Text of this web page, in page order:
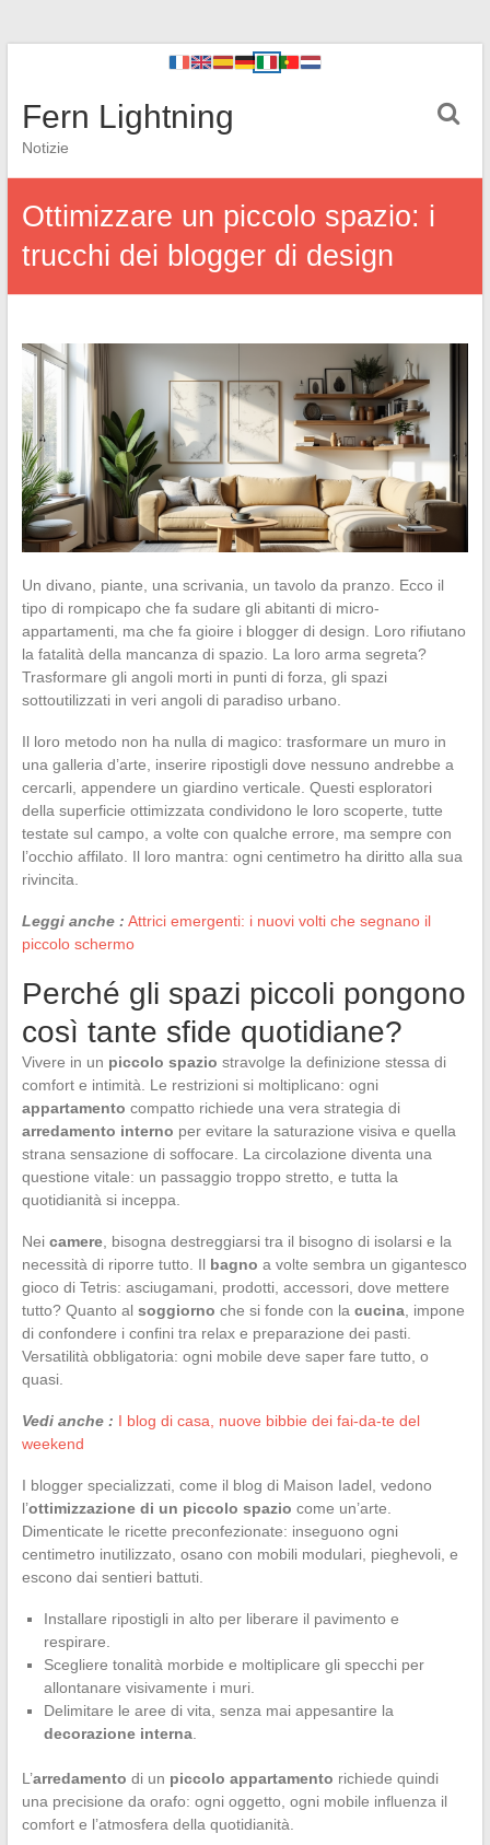
Fern Lightning
Notizie
Ottimizzare un piccolo spazio: i
trucchi dei blogger di design
Un divano, piante, una scrivania, un tavolo da pranzo. Ecco il
tipo di rompicapo che fa sudare gli abitanti di micro-
appartamenti, ma che fa gioire i blogger di design. Loro rifiutano
la fatalità della mancanza di spazio. La loro arma segreta?
Trasformare gli angoli morti in punti di forza, gli spazi
sottoutilizzati in veri angoli di paradiso urbano.
Il loro metodo non ha nulla di magico: trasformare un muro in
una galleria d’arte, inserire ripostigli dove nessuno andrebbe a
cercarli, appendere un giardino verticale. Questi esploratori
della superficie ottimizzata condividono le loro scoperte, tutte
testate sul campo, a volte con qualche errore, ma sempre con
l’occhio affilato. Il loro mantra: ogni centimetro ha diritto alla sua
rivincita.
Leggi anche : Attrici emergenti: i nuovi volti che segnano il
piccolo schermo
Perché gli spazi piccoli pongono
così tante sfide quotidiane?
Vivere in un piccolo spazio stravolge la definizione stessa di
comfort e intimità. Le restrizioni si moltiplicano: ogni
appartamento compatto richiede una vera strategia di
arredamento interno per evitare la saturazione visiva e quella
strana sensazione di soffocare. La circolazione diventa una
questione vitale: un passaggio troppo stretto, e tutta la
quotidianità si inceppa.
Nei camere, bisogna destreggiarsi tra il bisogno di isolarsi e la
necessità di riporre tutto. Il bagno a volte sembra un gigantesco
gioco di Tetris: asciugamani, prodotti, accessori, dove mettere
tutto? Quanto al soggiorno che si fonde con la cucina, impone
di confondere i confini tra relax e preparazione dei pasti.
Versatilità obbligatoria: ogni mobile deve saper fare tutto, o
quasi.
Vedi anche : I blog di casa, nuove bibbie dei fai-da-te del
weekend
I blogger specializzati, come il blog di Maison Iadel, vedono
l’ottimizzazione di un piccolo spazio come un’arte.
Dimenticate le ricette preconfezionate: inseguono ogni
centimetro inutilizzato, osano con mobili modulari, pieghevoli, e
escono dai sentieri battuti.
Installare ripostigli in alto per liberare il pavimento e
respirare.
Scegliere tonalità morbide e moltiplicare gli specchi per
allontanare visivamente i muri.
Delimitare le aree di vita, senza mai appesantire la
decorazione interna.
L’arredamento di un piccolo appartamento richiede quindi
una precisione da orafo: ogni oggetto, ogni mobile influenza il
comfort e l’atmosfera della quotidianità.